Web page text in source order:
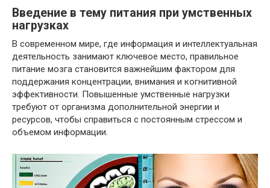
Введение в тему питания при умственных
нагрузках
В современном мире, где информация и интеллектуальная
деятельность занимают ключевое место, правильное
питание мозга становится важнейшим фактором для
поддержания концентрации, внимания и когнитивной
эффективности. Повышенные умственные нагрузки
требуют от организма дополнительной энергии и
ресурсов, чтобы справиться с постоянным стрессом и
объемом информации.